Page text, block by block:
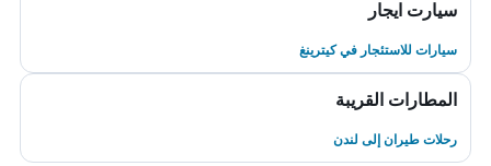
سيارت ايجار
سيارات للاستئجار في كيترينغ
المطارات القريبة
رحلات طيران إلى لندن